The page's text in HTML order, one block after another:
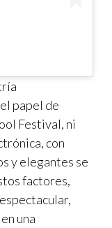
papel de
Festival, ni
con
y elegantes se
factores,
una